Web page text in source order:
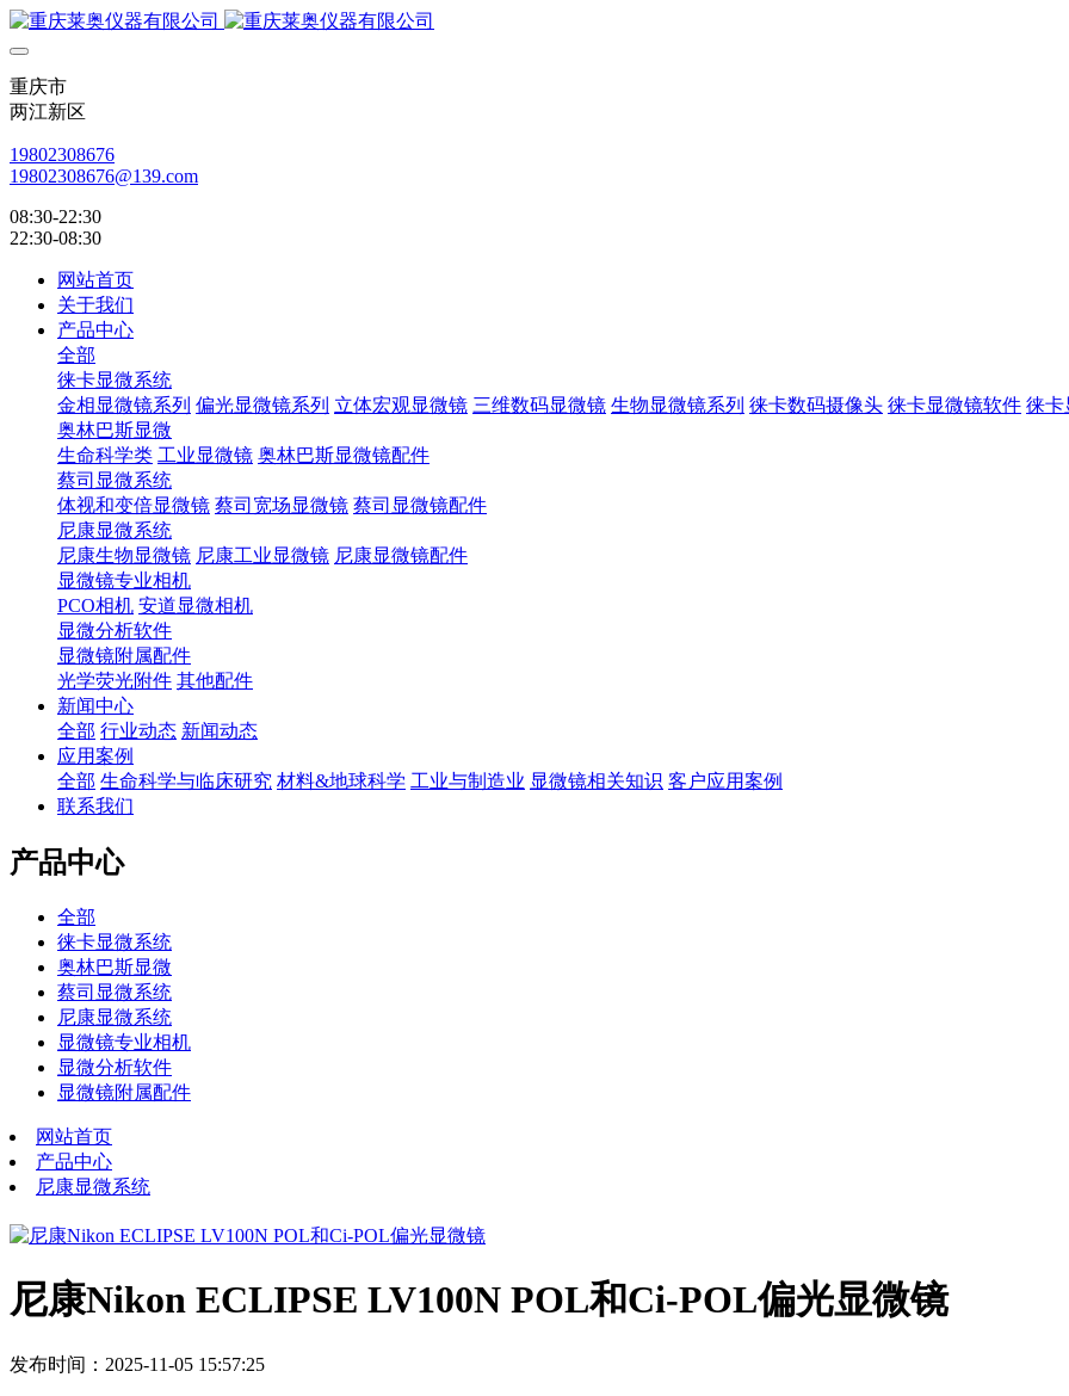
重庆市
两江新区
19802308676
19802308676@139.com
08:30-22:30
22:30-08:30
网站首页
关于我们
产品中心
全部
徕卡显微系统
金相显微镜系列 偏光显微镜系列 立体宏观显微镜 三维数码显微镜 生物显微镜系列 徕卡数码摄像头 徕卡显微镜软件 徕卡
奥林巴斯显微
生命科学类 工业显微镜 奥林巴斯显微镜配件
蔡司显微系统
体视和变倍显微镜 蔡司宽场显微镜 蔡司显微镜配件
尼康显微系统
尼康生物显微镜 尼康工业显微镜 尼康显微镜配件
显微镜专业相机
PCO相机 安道显微相机
显微分析软件
显微镜附属配件
光学荧光附件 其他配件
新闻中心
全部 行业动态 新闻动态
应用案例
全部 生命科学与临床研究 材料&地球科学 工业与制造业 显微镜相关知识 客户应用案例
联系我们
产品中心
全部
徕卡显微系统
奥林巴斯显微
蔡司显微系统
尼康显微系统
显微镜专业相机
显微分析软件
显微镜附属配件
网站首页
产品中心
尼康显微系统
尼康Nikon ECLIPSE LV100N POL和Ci-POL偏光显微镜
发布时间：2025-11-05 15:57:25